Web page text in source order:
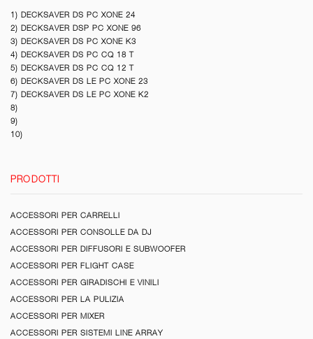
1) DECKSAVER DS PC XONE 24
2) DECKSAVER DSP PC XONE 96
3) DECKSAVER DS PC XONE K3
4) DECKSAVER DS PC CQ 18 T
5) DECKSAVER DS PC CQ 12 T
6) DECKSAVER DS LE PC XONE 23
7) DECKSAVER DS LE PC XONE K2
8)
9)
10)
PRODOTTI
ACCESSORI PER CARRELLI
ACCESSORI PER CONSOLLE DA DJ
ACCESSORI PER DIFFUSORI E SUBWOOFER
ACCESSORI PER FLIGHT CASE
ACCESSORI PER GIRADISCHI E VINILI
ACCESSORI PER LA PULIZIA
ACCESSORI PER MIXER
ACCESSORI PER SISTEMI LINE ARRAY